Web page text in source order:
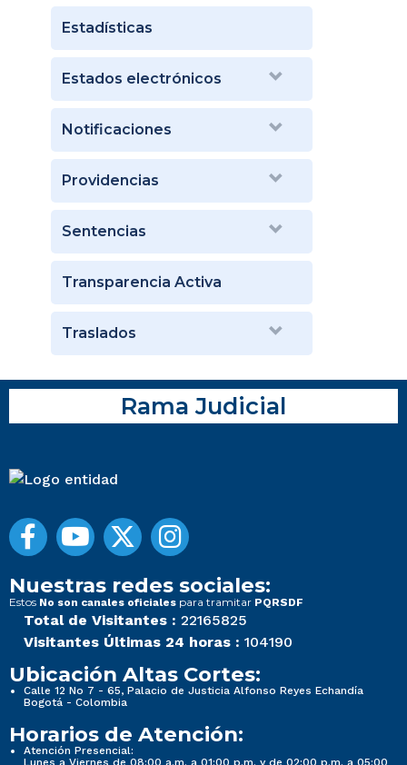
Estadísticas
Estados electrónicos
Notificaciones
Providencias
Sentencias
Transparencia Activa
Traslados
Rama Judicial
Nuestras redes sociales:
Estos No son canales oficiales para tramitar PQRSDF
Total de Visitantes : 22165825
Visitantes Últimas 24 horas : 104190
Ubicación Altas Cortes:
Calle 12 No 7 - 65, Palacio de Justicia Alfonso Reyes Echandía
Bogotá - Colombia
Horarios de Atención:
Atención Presencial:
Lunes a Viernes de 08:00 a.m. a 01:00 p.m. y de 02:00 p.m. a 05:00